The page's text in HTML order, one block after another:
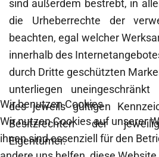
sind außerdem bestrebt, in
die Urheberrechte der
beachten, egal welcher
innerhalb des
durch Dritte geschützten
unterliegen
des jeweils gültigen
Besitzrechten der
Eigentümer.
Wir benutzen Cookies
Wir nutzen Cookies auf unserer
ihnen sind essenziell für den